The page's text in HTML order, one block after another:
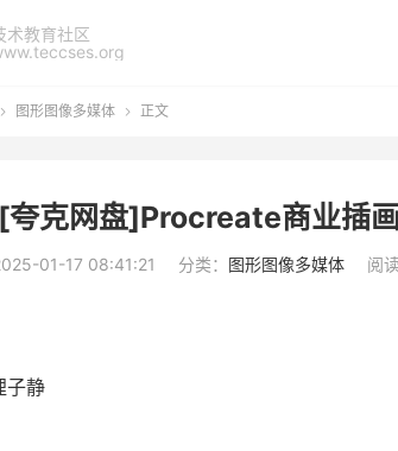
术教育社区
 图形图像多媒体  正文
[夸克网盘]Procreate商业插
01-17 08:41:21 分类： 图形图像多媒体 阅
子静